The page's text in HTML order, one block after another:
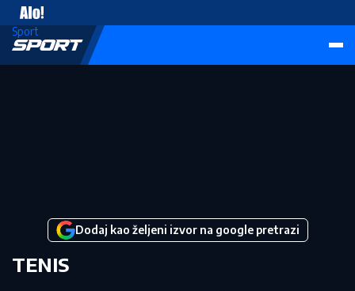
Vesti
Sport
Dodaj kao željeni izvor na google pretrazi
TENIS